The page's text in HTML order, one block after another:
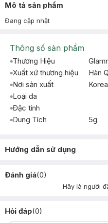
Mô tả sản phẩm
Đang cập nhật
Thông số sản phẩm
Thương Hiệu
Xuất xứ thương hiệu
Hàn
Nơi sản xuất
Korea
Loại da
Đặc tính
Dung Tích
5g
Hướng dẫn sử dụng
Đánh giá(0)
Hãy là người
Hỏi đáp(0)